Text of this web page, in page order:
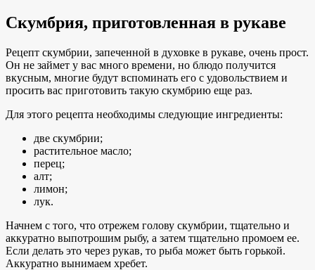
Скумбрия, приготовленная в рукаве
Рецепт скумбрии, запеченной в духовке в рукаве, очень прост.
Он не займет у вас много времени, но блюдо получится
вкусным, многие будут вспоминать его с удовольствием и
просить вас приготовить такую скумбрию еще раз.
Для этого рецепта необходимы следующие ингредиенты:
две скумбрии;
растительное масло;
перец;
алт;
лимон;
лук.
Начнем с того, что отрежем голову скумбрии, тщательно и
аккуратно выпотрошим рыбу, а затем тщательно промоем ее.
Если делать это через рукав, то рыба может быть горькой.
Аккуратно вынимаем хребет.